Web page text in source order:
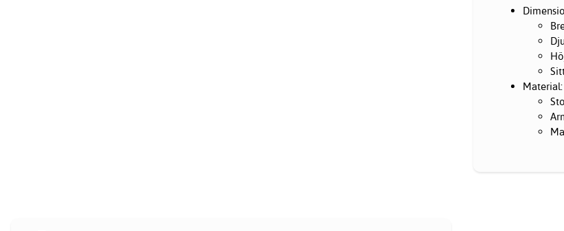
Material: